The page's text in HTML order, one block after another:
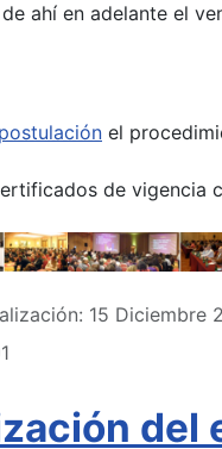
ahí en adelante el
postulación el
de vigencia
15 Diciembre
del